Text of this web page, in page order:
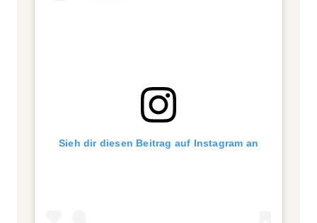
Sieh dir diesen Beitrag auf Instagram an